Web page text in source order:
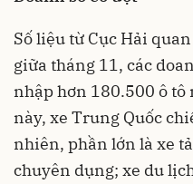
Số liệu từ Cục Hải
giữa tháng 11, các
nhập hơn 180.500 ô
này, xe Trung Quốc
nhiên, phần lớn là xe
chuyên dụng; xe du